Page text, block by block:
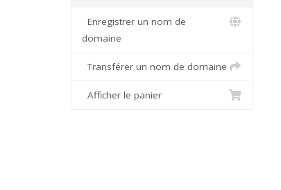
Enregistrer un nom de
domaine
Transférer un nom de domaine
Afficher le panier